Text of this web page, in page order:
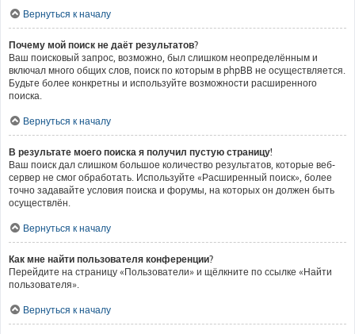
Вернуться к началу
Почему мой поиск не даёт результатов?
Ваш поисковый запрос, возможно, был слишком неопределённым и
включал много общих слов, поиск по которым в phpBB не осуществляется.
Будьте более конкретны и используйте возможности расширенного
поиска.
Вернуться к началу
В результате моего поиска я получил пустую страницу!
Ваш поиск дал слишком большое количество результатов, которые веб-
сервер не смог обработать. Используйте «Расширенный поиск», более
точно задавайте условия поиска и форумы, на которых он должен быть
осуществлён.
Вернуться к началу
Как мне найти пользователя конференции?
Перейдите на страницу «Пользователи» и щёлкните по ссылке «Найти
пользователя».
Вернуться к началу